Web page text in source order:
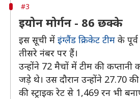
#3
इयोन मोर्गन - 86 छक्के
इस सूची में इंग्लैंड क्रिकेट टीम के
तीसरे नंबर पर हैं।
उन्होंने 72 मैचों में टीम की
जड़े थे। उस दौरान उन्होंने 27.70
की स्ट्राइक रेट से 1,469 रन भी